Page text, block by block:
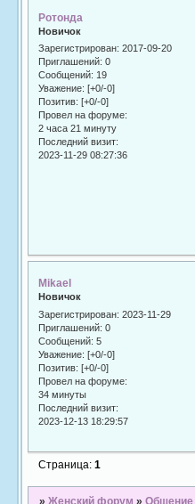
Ротонда
Новичок
Зарегистрирован: 2017-09-20
Приглашений: 0
Сообщений: 19
Уважение: [+0/-0]
Позитив: [+0/-0]
Провел на форуме:
2 часа 21 минуту
Последний визит:
2023-11-29 08:27:36
Mikael
Новичок
Зарегистрирован: 2023-11-29
Приглашений: 0
Сообщений: 5
Уважение: [+0/-0]
Позитив: [+0/-0]
Провел на форуме:
34 минуты
Последний визит:
2023-12-13 18:29:57
Страница:1